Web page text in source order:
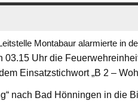
Montabaur alarmierte in
03.15 Uhr die
Einsatzstichwort „B 2 –
nach Bad Hönningen in die